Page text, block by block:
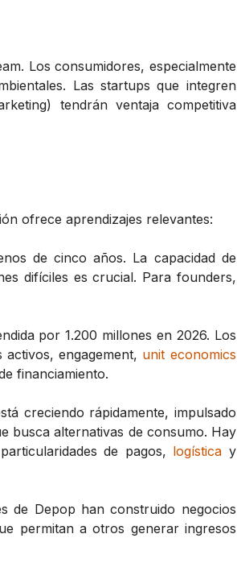
Los consumidores, especialmente
Las startups que integren
tendrán ventaja competitiva
ofrece aprendizajes relevantes:
de cinco años. La capacidad de
difíciles es crucial. Para founders,
por 1.200 millones en 2026. Los
engagement, unit economics
financiamiento.
creciendo rápidamente, impulsado
busca alternativas de consumo. Hay
de pagos, logística y
de Depop han construido negocios
permitan a otros generar ingresos